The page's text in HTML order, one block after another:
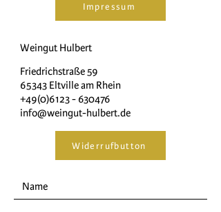
Impressum
Weingut Hulbert
Friedrichstraße 59
65343 Eltville am Rhein
+49(0)6123 - 630476
info@weingut-hulbert.de
Widerrufbutton